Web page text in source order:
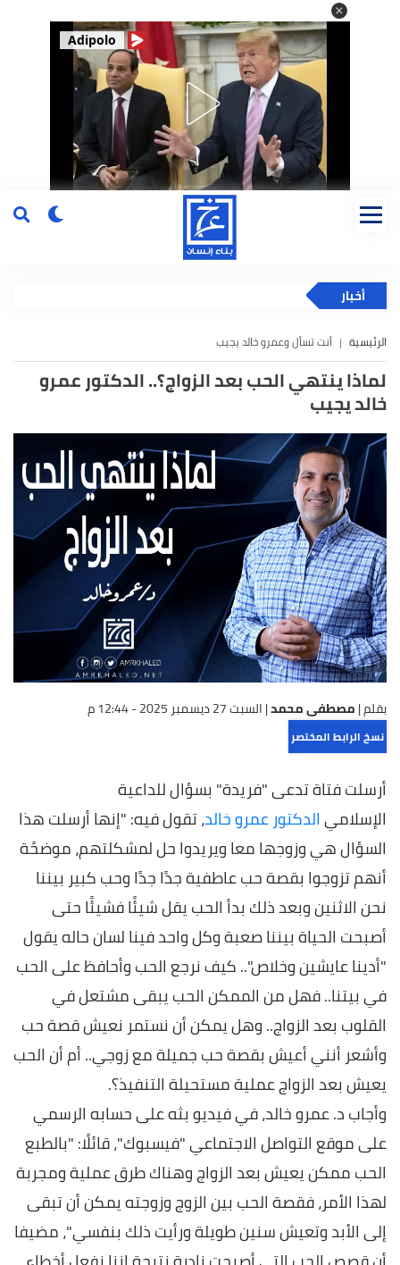
Adipolo
أخبار
الرئيسية أنت تسأل وعمرو خالد يجيب
لماذا ينتهي الحب بعد الزواج؟.. الدكتور عمرو
خالد يجيب
بقلم |مصطفى محمد|السبت 27 ديسمبر 2025 - 12:44 م
نسخ الرابط المختصر
أرسلت فتاة تدعى "فريدة" بسؤال للداعية
الإسلاميالدكتور عمرو خالد، تقول فيه: "إنها أرسلت هذا
السؤال هي وزوجها معا ويريدوا حل لمشكلتهم، موضحًة
أنهم تزوجوا بقصة حب عاطفية جدًا جدًا وحب كبير بيننا
نحن الاثنين وبعد ذلك بدأ الحب يقل شيئًا فشيئًا حتى
أصبحت الحياة بيننا صعبة وكل واحد فينا لسان حاله يقول
"أدينا عايشين وخلاص".. كيف نرجع الحب وأحافظ على الحب
في بيتنا.. فهل من الممكن الحب يبقى مشتعل في
القلوب بعد الزواج.. وهل يمكن أن نستمر نعيش قصة حب
وأشعر أنني أعيش بقصة حب جميلة مع زوجي.. أم أن الحب
يعيش بعد الزواج عملية مستحيلة التنفيذ؟.
وأجاب د. عمرو خالد، في فيديو بثه على حسابه الرسمي
على موقع التواصل الاجتماعي "فيسبوك"، قائلًا: "بالطبع
الحب ممكن يعيش بعد الزواج وهناك طرق عملية ومجربة
لهذا الأمر، فقصة الحب بين الزوج وزوجته يمكن أن تبقى
إلى الأبد وتعيش سنين طويلة ورأيت ذلك بنفسي"، مضيفا